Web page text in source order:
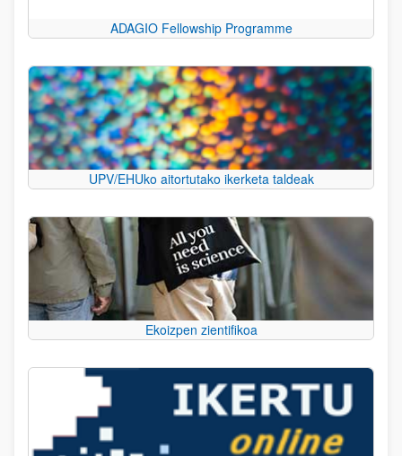
ADAGIO Fellowship Programme
UPV/EHUko aitortutako ikerketa taldeak
Ekoizpen zientifikoa